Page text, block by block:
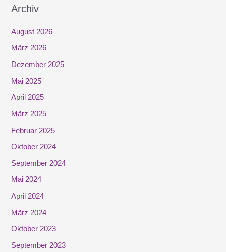
e
n
n
:
Archiv
August 2026
März 2026
Dezember 2025
Mai 2025
April 2025
März 2025
Februar 2025
Oktober 2024
September 2024
Mai 2024
April 2024
März 2024
Oktober 2023
September 2023